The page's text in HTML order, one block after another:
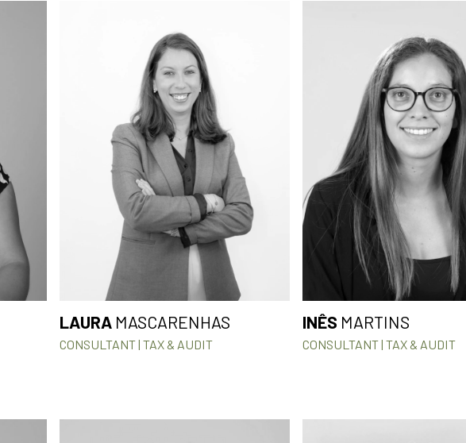
LAURAMASCARENHAS
CONSULTANT | TAX & AUDIT
INÊS MARTINS
CONSULTANT | TAX & AUDIT